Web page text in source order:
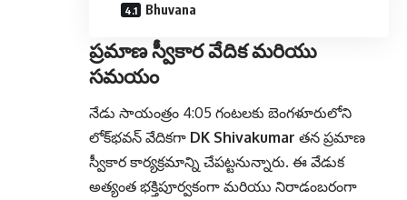
Bhuvana
ప్రమాణ స్వీకార వేదిక మరియు
సమయం
నేడు సాయంత్రం 4:05 గంటలకు బెంగళూరులోని
లోక్‌భవన్‌ వేదికగా DK Shivakumar తన ప్రమాణ
స్వీకార కార్యక్రమాన్ని చేపట్టనున్నారు. ఈ వేడుక
అత్యంత భక్తిపూర్వకంగా మరియు నిరాడంబరంగా